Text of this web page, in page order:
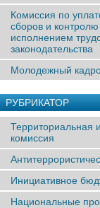
Комиссия по
сборов и контролю
исполнением
законодательства
Молодежный
РУБРИКАТОР
Территориальная
комиссия
Инициативное
Национальные